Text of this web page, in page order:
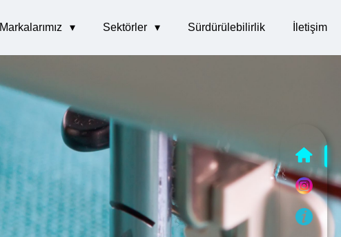
Markalarımız Sektörler Sürdürülebilirlik İletişim